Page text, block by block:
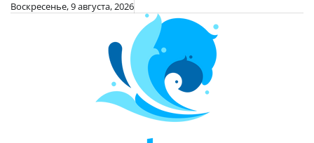
SkipВоскресенье, 9 августа, 2026